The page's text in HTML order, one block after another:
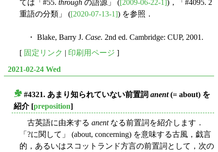
ては「#55. through の語源」 ([2009-06-22-1])，「#4095. 2
重語の分類」 ([2020-07-13-1]) を参照．
・ Blake, Barry J. Case. 2nd ed. Cambridge: CUP, 2001.
[ 固定リンク | 印刷用ページ ]
2021-02-24 Wed
#4321. あまり知られていない前置詞 anent(= about) を
紹介[preposition]
古英語に由来する anentなる前置詞を紹介します．
「?に関して」 (about, concerning) を意味する古風，戯言
的，あるいはスコットランド方言の前置詞として，次の